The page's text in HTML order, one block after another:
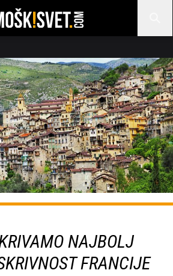
NAJBOLJ
FRANCIJE